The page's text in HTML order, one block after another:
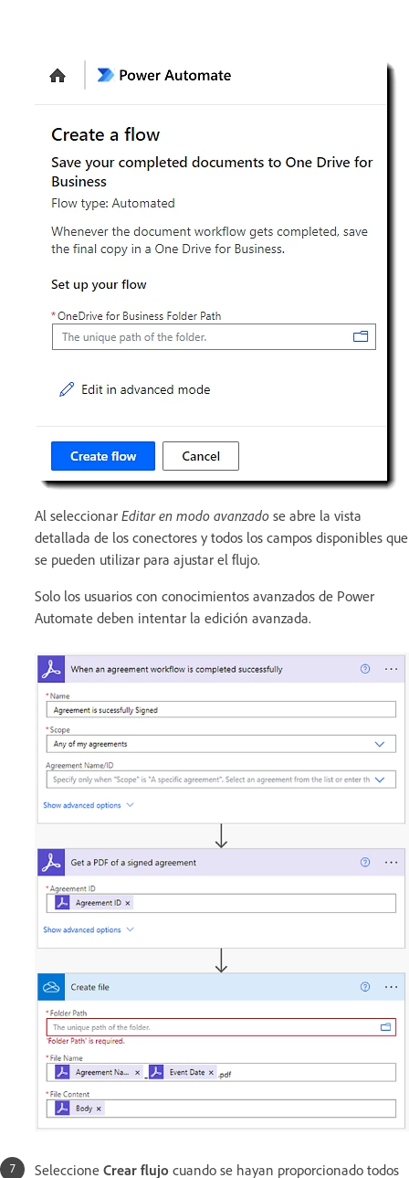
Al seleccionar Editar en modo avanzado se abre la vista
detallada de los conectores y todos los campos disponibles que
se pueden utilizar para ajustar el flujo.
Solo los usuarios con conocimientos avanzados de Power
Automate deben intentar la edición avanzada.
Seleccione Crear flujo cuando se hayan proporcionado todos